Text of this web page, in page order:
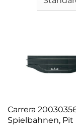
Carrera
Spielbahnen, Pit